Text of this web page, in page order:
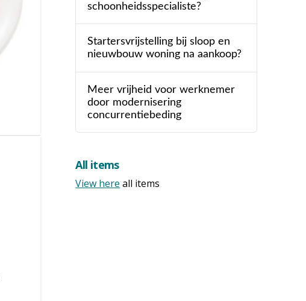
schoonheidsspecialiste?
Startersvrijstelling bij sloop en
nieuwbouw woning na aankoop?
Meer vrijheid voor werknemer
door modernisering
concurrentiebeding
All items
View here all items